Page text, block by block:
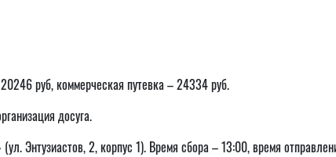
руб, коммерческая путевка – 24334 руб.
досуга.
Энтузиастов, 2, корпус 1). Время сбора – 13:00, время